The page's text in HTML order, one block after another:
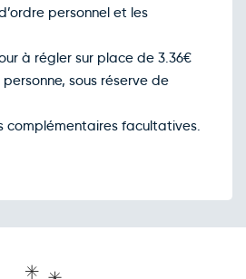
personnel et les
à régler sur place de 3.36€
sous réserve de
complémentaires facultatives.